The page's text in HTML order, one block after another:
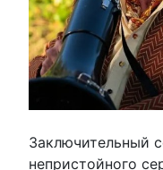
Заключительный
непристойного